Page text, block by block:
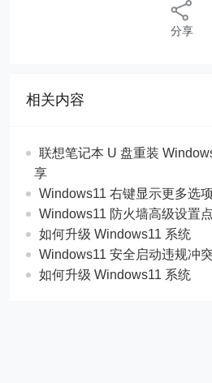
分享
相关内容
联想笔记本 U 盘重装
享
Windows11 右键显示更多选
Windows11 防火墙高级设置
如何升级 Windows11 系统
Windows11 安全启动违规冲
如何升级 Windows11 系统